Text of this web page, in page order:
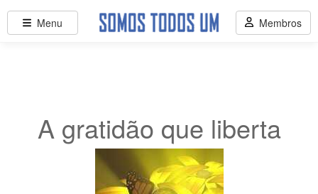
A gratidão que liberta
Menu Membros